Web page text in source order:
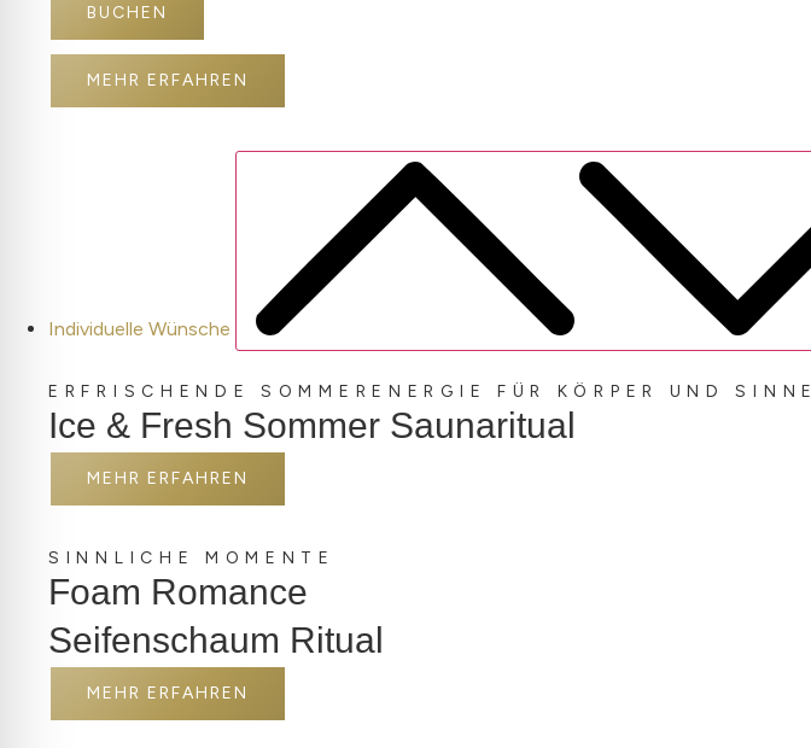
BUCHEN
MEHR ERFAHREN
Individuelle Wünsche
ERFRISCHENDE SOMMERENERGIE FÜR KÖRPER UND SINNE
Ice & Fresh Sommer Saunaritual
MEHR ERFAHREN
SINNLICHE MOMENTE
Foam Romance
Seifenschaum Ritual
MEHR ERFAHREN